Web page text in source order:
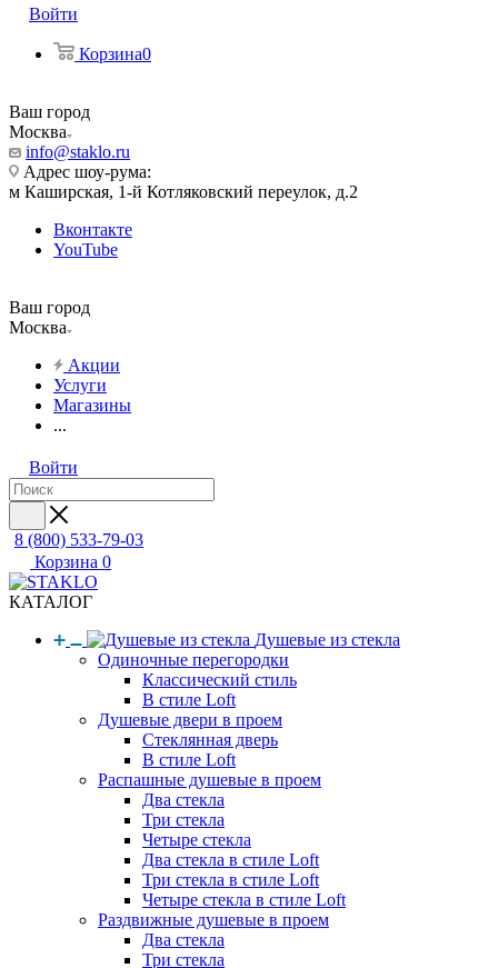
Войти
Корзина0
Ваш город
Москва
info@staklo.ru
Адрес шоу-рума:
м Каширская, 1-й Котляковский переулок, д.2
Вконтакте
YouTube
Ваш город
Москва
Акции
Услуги
Магазины
...
Войти
8 (800) 533-79-03
Корзина 0
КАТАЛОГ
Душевые из стекла
Одиночные перегородки
Классический стиль
В стиле Loft
Душевые двери в проем
Стеклянная дверь
В стиле Loft
Распашные душевые в проем
Два стекла
Три стекла
Четыре стекла
Два стекла в стиле Loft
Три стекла в стиле Loft
Четыре стекла в стиле Loft
Раздвижные душевые в проем
Два стекла
Три стекла